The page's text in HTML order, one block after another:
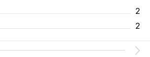
2
2